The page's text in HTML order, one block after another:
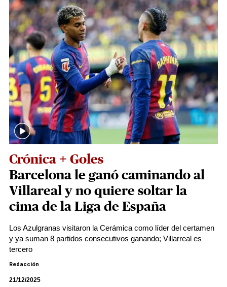
Crónica + Goles
Barcelona le ganó caminando al
Villareal y no quiere soltar la
cima de la Liga de España
Los Azulgranas visitaron la Cerámica como líder del certamen
y ya suman 8 partidos consecutivos ganando; Villarreal es
tercero
Redacción
21/12/2025